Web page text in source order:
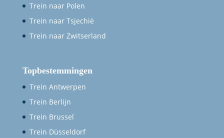
Trein naar Polen
Trein naar Tsjechië
Trein naar Zwitserland
Topbestemmingen
Trein Antwerpen
Trein Berlijn
Trein Brussel
Trein Düsseldorf